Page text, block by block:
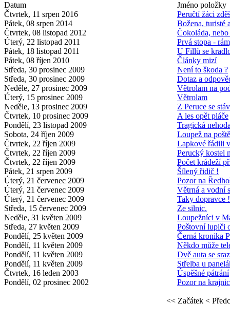
Datum
Jméno položky
Čtvrtek, 11 srpen 2016
Peručtí žáci
Pátek, 08 srpen 2014
Božena, turisté
Čtvrtek, 08 listopad 2012
Čokoláda,
Úterý, 22 listopad 2011
Prvá stopa -
Pátek, 18 listopad 2011
U Fillů se
Pátek, 08 říjen 2010
Články mizí
Středa, 30 prosinec 2009
Není to škoda ?
Středa, 30 prosinec 2009
Dotaz a
Neděle, 27 prosinec 2009
Větrolam na
Úterý, 15 prosinec 2009
Větrolam
Neděle, 13 prosinec 2009
Z Peruce se
Čtvrtek, 10 prosinec 2009
A les opět pláče
Pondělí, 23 listopad 2009
Tragická
Sobota, 24 říjen 2009
Loupež na poště
Čtvrtek, 22 říjen 2009
Lapkové řádili
Čtvrtek, 22 říjen 2009
Perucký kostel
Čtvrtek, 22 říjen 2009
Počet krádeží
Pátek, 21 srpen 2009
Šílený řidič !
Úterý, 21 červenec 2009
Pozor na
Úterý, 21 červenec 2009
Větrná a vodní
Úterý, 21 červenec 2009
Taky dopravce !
Středa, 15 červenec 2009
Ze silnic.
Neděle, 31 květen 2009
Loupežníci v
Středa, 27 květen 2009
Poštovní lupiči
Pondělí, 25 květen 2009
Černá kronika
Pondělí, 11 květen 2009
Někdo může
Pondělí, 11 květen 2009
Dvě auta se
Pondělí, 11 květen 2009
Střelba u
Čtvrtek, 16 leden 2003
Úspěšné pátrání
Pondělí, 02 prosinec 2002
Pozor na
<< Začátek <